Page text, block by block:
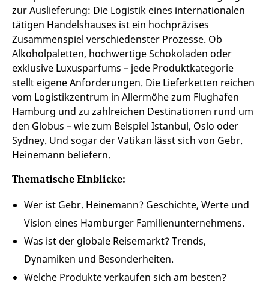
zur Auslieferung: Die Logistik eines internationalen
tätigen Handelshauses ist ein hochpräzises
Zusammenspiel verschiedenster Prozesse. Ob
Alkoholpaletten, hochwertige Schokoladen oder
exklusive Luxusparfums – jede Produktkategorie
stellt eigene Anforderungen. Die Lieferketten reichen
vom Logistikzentrum in Allermöhe zum Flughafen
Hamburg und zu zahlreichen Destinationen rund um
den Globus – wie zum Beispiel Istanbul, Oslo oder
Sydney. Und sogar der Vatikan lässt sich von Gebr.
Heinemann beliefern.
Thematische Einblicke:
Wer ist Gebr. Heinemann? Geschichte, Werte und
Vision eines Hamburger Familienunternehmens.
Was ist der globale Reisemarkt? Trends,
Dynamiken und Besonderheiten.
Welche Produkte verkaufen sich am besten?